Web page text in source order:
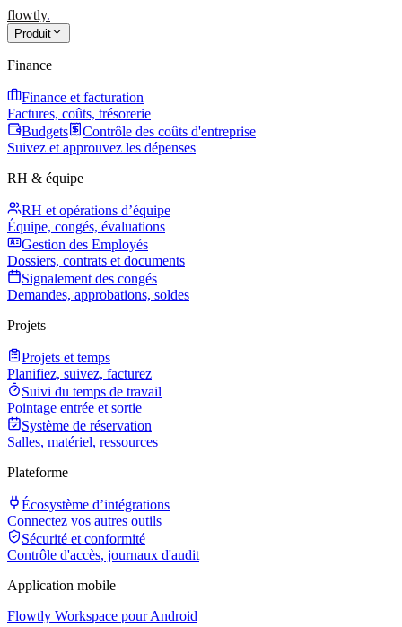
flowtly.
Produit
Finance
Finance et facturation
Factures, coûts, trésorerie
Budgets
Contrôle des coûts d'entreprise
Suivez et approuvez les dépenses
RH & équipe
RH et opérations d’équipe
Équipe, congés, évaluations
Gestion des Employés
Dossiers, contrats et documents
Signalement des congés
Demandes, approbations, soldes
Projets
Projets et temps
Planifiez, suivez, facturez
Suivi du temps de travail
Pointage entrée et sortie
Système de réservation
Salles, matériel, ressources
Plateforme
Écosystème d’intégrations
Connectez vos autres outils
Sécurité et conformité
Contrôle d'accès, journaux d'audit
Application mobile
Flowtly Workspace pour Android